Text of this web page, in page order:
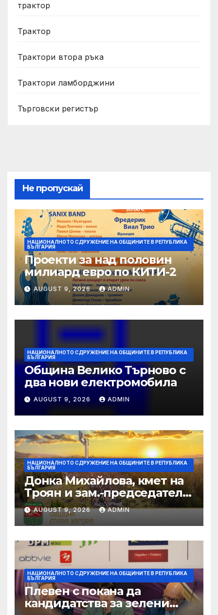
трактор
Трактор
Трактори втора ръка
Трактори ламборджини
Търговски регистър
Не пропускай
НАЦИОНАЛНОТО СДРУЖЕНИЕ НА ОБЩИНИТЕ В РЕПУБЛИКА
БЪЛГАРИЯ
Проекти за над половин
милиард евро по КИТИ-2
AUGUST 9, 2026 ADMIN
НАЦИОНАЛНОТО СДРУЖЕНИЕ НА ОБЩИНИТЕ В РЕПУБЛИКА
БЪЛГАРИЯ
Община Велико Търново с
два нови електромобила
AUGUST 9, 2026 ADMIN
НАЦИОНАЛНОТО СДРУЖЕНИЕ НА ОБЩИНИТЕ В РЕПУБЛИКА
БЪЛГАРИЯ
Донка Михайлова, кмет на
Троян и зам.-председател
на НСОРБ: Знаем какво е
произведено, как е
произведено и какво влиза
в детското меню
AUGUST 9, 2026 ADMIN
НАЦИОНАЛНОТО СДРУЖЕНИЕ НА ОБЩИНИТЕ В РЕПУБЛИКА
БЪЛГАРИЯ
Плевен с покана да
кандидатства за зелени